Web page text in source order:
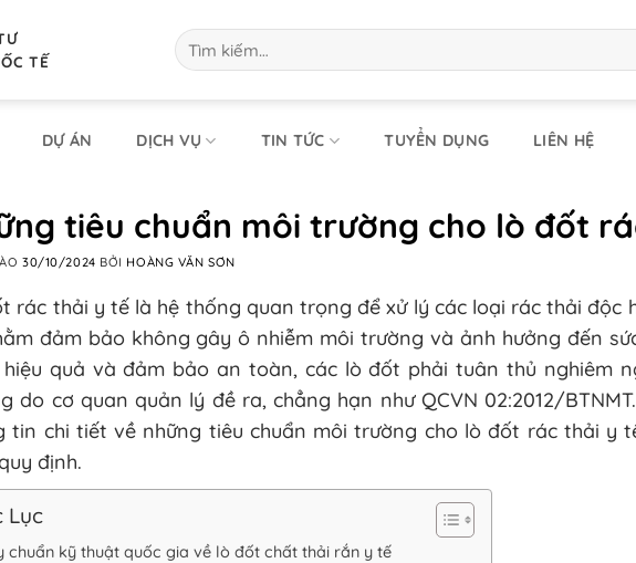
TẾ
Tìm
kiếm:
DỰ ÁN DỊCH VỤ TIN TỨC TUYỂN DỤNG LIÊN HỆ
tiêu chuẩn môi trường cho lò đốt
30/10/2024 BỞI HOÀNG VĂN SƠN
rác thải y tế là hệ thống quan trọng để xử lý các loại rác thải độc
đảm bảo không gây ô nhiễm môi trường và ảnh hưởng đến
hiệu quả và đảm bảo an toàn, các lò đốt phải tuân thủ nghiêm
do cơ quan quản lý đề ra, chẳng hạn như QCVN 02:2012/
tin chi tiết về những tiêu chuẩn môi trường cho lò đốt rác thải y
định.
Lục
chuẩn kỹ thuật quốc gia về lò đốt chất thải rắn y tế